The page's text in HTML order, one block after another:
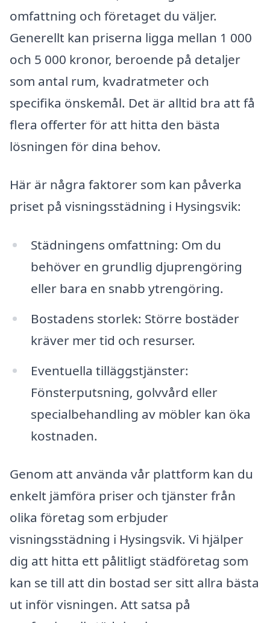
omfattning och företaget du väljer.
Generellt kan priserna ligga mellan 1 000
och 5 000 kronor, beroende på detaljer
som antal rum, kvadratmeter och
specifika önskemål. Det är alltid bra att få
flera offerter för att hitta den bästa
lösningen för dina behov.
Här är några faktorer som kan påverka
priset på visningsstädning i Hysingsvik:
Städningens omfattning: Om du
behöver en grundlig djuprengöring
eller bara en snabb ytrengöring.
Bostadens storlek: Större bostäder
kräver mer tid och resurser.
Eventuella tilläggstjänster:
Fönsterputsning, golvvård eller
specialbehandling av möbler kan öka
kostnaden.
Genom att använda vår plattform kan du
enkelt jämföra priser och tjänster från
olika företag som erbjuder
visningsstädning i Hysingsvik. Vi hjälper
dig att hitta ett pålitligt städföretag som
kan se till att din bostad ser sitt allra bästa
ut inför visningen. Att satsa på